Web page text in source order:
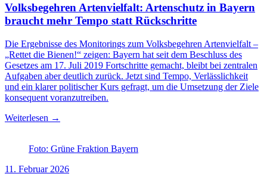
Volksbegehren Artenvielfalt: Artenschutz in Bayern
braucht mehr Tempo statt Rückschritte
Die Ergebnisse des Monitorings zum Volksbegehren Artenvielfalt –
„Rettet die Bienen!“ zeigen: Bayern hat seit dem Beschluss des
Gesetzes am 17. Juli 2019 Fortschritte gemacht, bleibt bei zentralen
Aufgaben aber deutlich zurück. Jetzt sind Tempo, Verlässlichkeit
und ein klarer politischer Kurs gefragt, um die Umsetzung der Ziele
konsequent voranzutreiben.
Weiterlesen →
Foto: Grüne Fraktion Bayern
11. Februar 2026